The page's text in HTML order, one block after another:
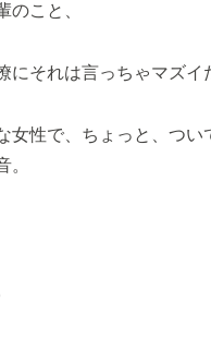
のこと、
にそれは言っちゃマズイ
女性で、ちょっと、つい
。